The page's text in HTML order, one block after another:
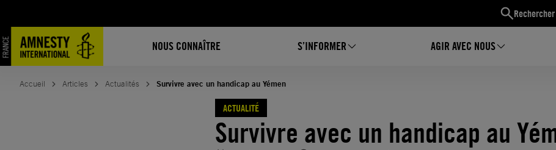
Rechercher
NOUS CONNAÎTRE S’INFORMER AGIR AVEC NOUS
contenu
Accueil Articles Actualités Survivre avec un handicap au Yémen
ACTUALITÉ
Survivre avec un handicap au